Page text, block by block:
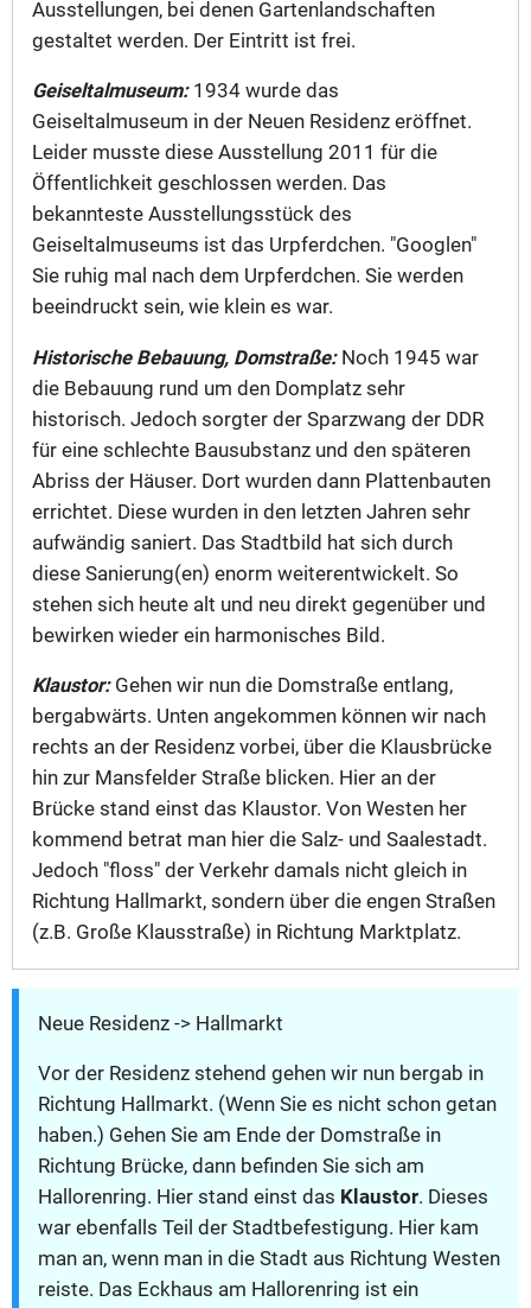
Ausstellungen, bei denen Gartenlandschaften
gestaltet werden. Der Eintritt ist frei.
Geiseltalmuseum:1934 wurde das
Geiseltalmuseum in der Neuen Residenz eröffnet.
Leider musste diese Ausstellung 2011 für die
Öffentlichkeit geschlossen werden. Das
bekannteste Ausstellungsstück des
Geiseltalmuseums ist das Urpferdchen. "Googlen"
Sie ruhig mal nach dem Urpferdchen. Sie werden
beeindruckt sein, wie klein es war.
Historische Bebauung, Domstraße: Noch 1945 war
die Bebauung rund um den Domplatz sehr
historisch. Jedoch sorgter der Sparzwang der DDR
für eine schlechte Bausubstanz und den späteren
Abriss der Häuser. Dort wurden dann Plattenbauten
errichtet. Diese wurden in den letzten Jahren sehr
aufwändig saniert. Das Stadtbild hat sich durch
diese Sanierung(en) enorm weiterentwickelt. So
stehen sich heute alt und neu direkt gegenüber und
bewirken wieder ein harmonisches Bild.
Klaustor: Gehen wir nun die Domstraße entlang,
bergabwärts. Unten angekommen können wir nach
rechts an der Residenz vorbei, über die Klausbrücke
hin zur Mansfelder Straße blicken. Hier an der
Brücke stand einst das Klaustor. Von Westen her
kommend betrat man hier die Salz- und Saalestadt.
Jedoch "floss" der Verkehr damals nicht gleich in
Richtung Hallmarkt, sondern über die engen Straßen
(z.B. Große Klausstraße) in Richtung Marktplatz.
Neue Residenz -> Hallmarkt
Vor der Residenz stehend gehen wir nun bergab in
Richtung Hallmarkt. (Wenn Sie es nicht schon getan
haben.) Gehen Sie am Ende der Domstraße in
Richtung Brücke, dann befinden Sie sich am
Hallorenring. Hier stand einst das Klaustor. Dieses
war ebenfalls Teil der Stadtbefestigung. Hier kam
man an, wenn man in die Stadt aus Richtung Westen
reiste. Das Eckhaus am Hallorenring ist ein